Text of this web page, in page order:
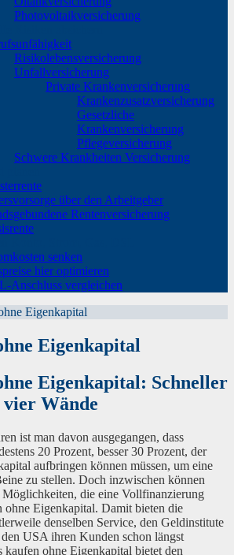
Photovoltaikversicherung
Risikolebensversicherung
Unfallversicherung
Private Krankenversicherung
Krankenzusatzversicherung
Gesetzliche
Krankenversicherung
Pflegeversicherung
Schwere Krankheiten Versicherung
über den Arbeitgeber
Rentenversicherung
senken
hier optimieren
Anschluss vergleichen
Eigenkapital
Eigenkapital
Eigenkapital: Schneller
vier Wände
ist man davon ausgegangen, dass
20 Prozent, besser 30 Prozent, der
aufbringen können müssen, um eine
zu stellen. Doch inzwischen können
Möglichkeiten, die eine Vollfinanzierung
ohne Eigenkapital. Damit bieten die
denselben Service, den Geldinstitute
USA ihren Kunden schon längst
ohne Eigenkapital bietet den